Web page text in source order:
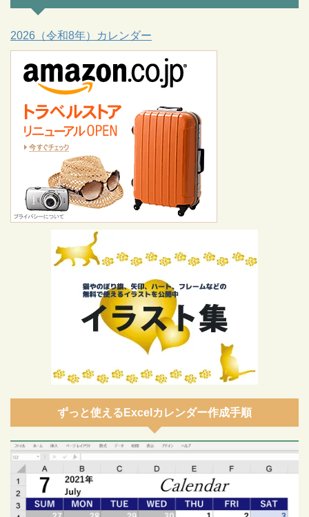
2026（令和8年）カレンダー
ずっと使えるExcelカレンダー作成手順